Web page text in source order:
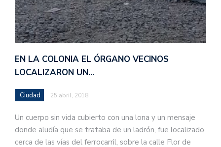
EN LA COLONIA EL ÓRGANO VECINOS
LOCALIZARON UN…
Ciudad 25 abril, 2018
Un cuerpo sin vida cubierto con una lona y un mensaje
donde aludía que se trataba de un ladrón, fue localizado
cerca de las vías del ferrocarril, sobre la calle Flor de